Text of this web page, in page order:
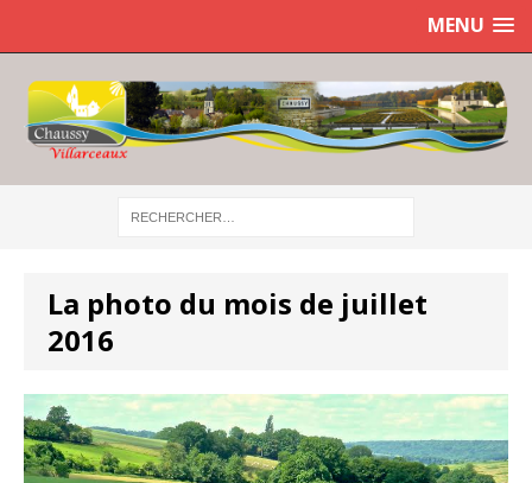
MENU
La photo du mois de juillet
2016